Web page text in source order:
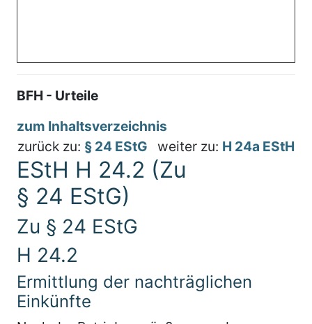
BFH - Urteile
zum Inhaltsverzeichnis
zurück zu: § 24 EStG weiter zu: H 24a EStH
EStH H 24.2 (Zu
§ 24 EStG)
Zu § 24 EStG
H 24.2
Ermittlung der nachträglichen
Einkünfte